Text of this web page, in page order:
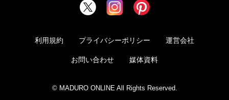
利用規約 プライバシーポリシー 運営会社
お問い合わせ 媒体資料
© MADURO ONLINE All Rights Reserved.